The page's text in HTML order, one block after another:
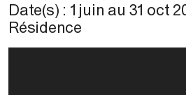
Date(s) : 1 juin au 31 oct
Résidence